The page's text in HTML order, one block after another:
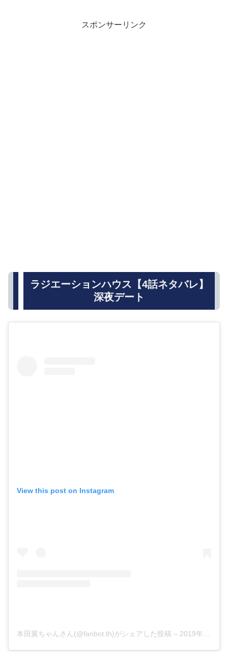
スポンサーリンク
ラジエーションハウス【4話ネタバレ】
深夜デート
View this post on Instagram
本田翼ちゃんさん(@fanbot.th)がシェアした投稿 – 2019年 4月月17日午前4時56分PDT